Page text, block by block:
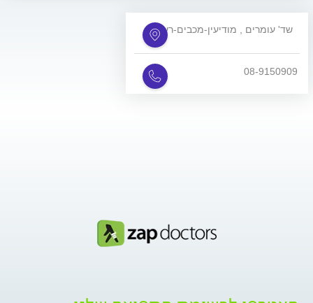
שד' עומרים , מודיעין-מכבים-רעות
08-9150909